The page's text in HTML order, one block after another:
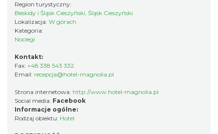
Region turystyczny:
Beskidy i Śląsk Cieszyński, Śląsk Cieszyński
Lokalizacja: W górach
Kategoria:
Noclegi
Kontakt:
Fax: +48 338 543 332
Email: recepcja@hotel-magnolia.pl
Strona internetowa: http://www.hotel-magnolia.pl
Social media: Facebook
Informacje ogólne:
Rodzaj obiektu: Hotel